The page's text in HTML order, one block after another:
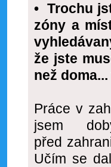
•Trochu
zóny a
že jste
než
Práce v
jsem
před
Učím se